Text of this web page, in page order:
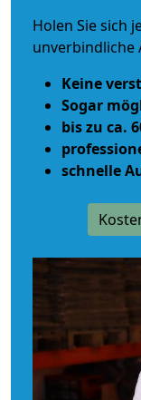
Holen Sie sich
unverbindliche
Keine
Sogar
bis zu ca.
schnelle